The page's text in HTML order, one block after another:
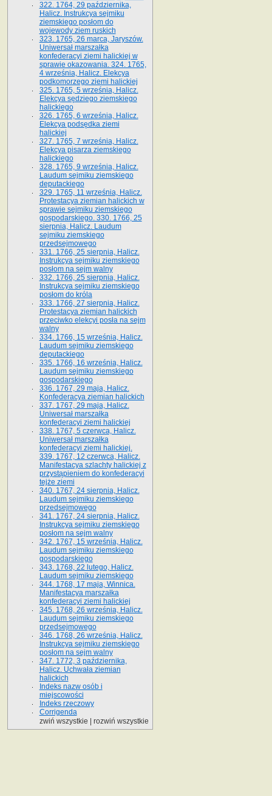
322. 1764, 29 października,
Halicz. Instrukcya sejmiku
ziemskiego posłom do
wojewody ziem ruskich
323. 1765, 26 marca, Jaryszów.
Uniwersał marszałka
konfederacyi ziemi halickiej w
sprawie okazowania. 324. 1765,
4 września, Halicz. Elekcya
podkomorzego ziemi halickiej
325. 1765, 5 września, Halicz.
Elekcya sędziego ziemskiego
halickiego
326. 1765, 6 września, Halicz.
Elekcya podsędka ziemi
halickiej
327. 1765, 7 września, Halicz.
Elekcya pisarza ziemskiego
halickiego
328. 1765, 9 września, Halicz.
Laudum sejmiku ziemskiego
deputackiego
329. 1765, 11 września, Halicz.
Protestacya ziemian halickich w
sprawie sejmiku ziemskiego
gospodarskiego. 330. 1766, 25
sierpnia, Halicz. Laudum
sejmiku ziemskiego
przedsejmowego
331. 1766, 25 sierpnia, Halicz.
Instrukcya sejmiku ziemskiego
posłom na sejm walny
332. 1766, 25 sierpnia, Halicz.
Instrukcya sejmiku ziemskiego
posłom do króla
333. 1766, 27 sierpnia, Halicz.
Protestacya ziemian halickich
przeciwko elekcyi posła na sejm
walny
334. 1766, 15 września, Halicz.
Laudum sejmiku ziemskiego
deputackiego
335. 1766, 16 września, Halicz.
Laudum sejmiku ziemskiego
gospodarskiego
336. 1767, 29 maja, Halicz.
Konfederacya ziemian halickich
337. 1767, 29 maja, Halicz.
Uniwersał marszałka
konfederacyi ziemi halickiej
338. 1767, 5 czerwca, Halicz.
Uniwersał marszałka
konfederacyi ziemi halickiej.
339. 1767, 12 czerwca, Halicz.
Manifestacya szlachty halickiej z
przystąpieniem do konfederacyi
tejże ziemi
340. 1767, 24 sierpnia, Halicz.
Laudum sejmiku ziemskiego
przedsejmowego
341. 1767, 24 sierpnia, Halicz.
Instrukcya sejmiku ziemskiego
posłom na sejm walny
342. 1767, 15 września, Halicz.
Laudum sejmiku ziemskiego
gospodarskiego
343. 1768, 22 lutego, Halicz.
Laudum sejmiku ziemskiego
344. 1768, 17 maja, Winnica.
Manifestacya marszałka
konfederacyi ziemi halickiej
345. 1768, 26 września, Halicz.
Laudum sejmiku ziemskiego
przedsejmowego
346. 1768, 26 września, Halicz.
Instrukcya sejmiku ziemskiego
posłom na sejm walny
347. 1772, 3 października,
Halicz. Uchwała ziemian
halickich
Indeks nazw osób i
miejscowości
Indeks rzeczowy
Corrigenda
zwiń wszystkie
rozwiń wszystkie